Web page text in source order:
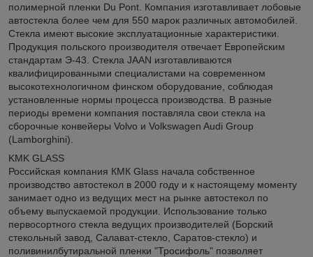
полимерной пленки Du Pont. Компания изготавливает лобовые
автостекла более чем для 550 марок различных автомобилей.
Стекла имеют высокие эксплуатационные характеристики.
Продукция польского производителя отвечает Европейским
стандартам Э-43. Стекла JAAN изготавливаются
квалифицированными специалистами на современном
высокотехнологичном финском оборудование, соблюдая
установленные нормы процесса производства. В разные
периоды времени компания поставляла свои стекла на
сборочные конвейеры Volvo и Volkswagen Audi Group
(Lamborghini).
KMK GLASS
Российская компания КМК Glass начала собственное
производство автостекол в 2000 году и к настоящему моменту
занимает одно из ведущих мест на рынке автостекол по
объему выпускаемой продукции. Использование только
первосортного стекла ведущих производителей (Борский
стекольный завод, Салават-стекло, Саратов-стекло) и
поливинилбутиральной пленки "Тросифоль" позволяет